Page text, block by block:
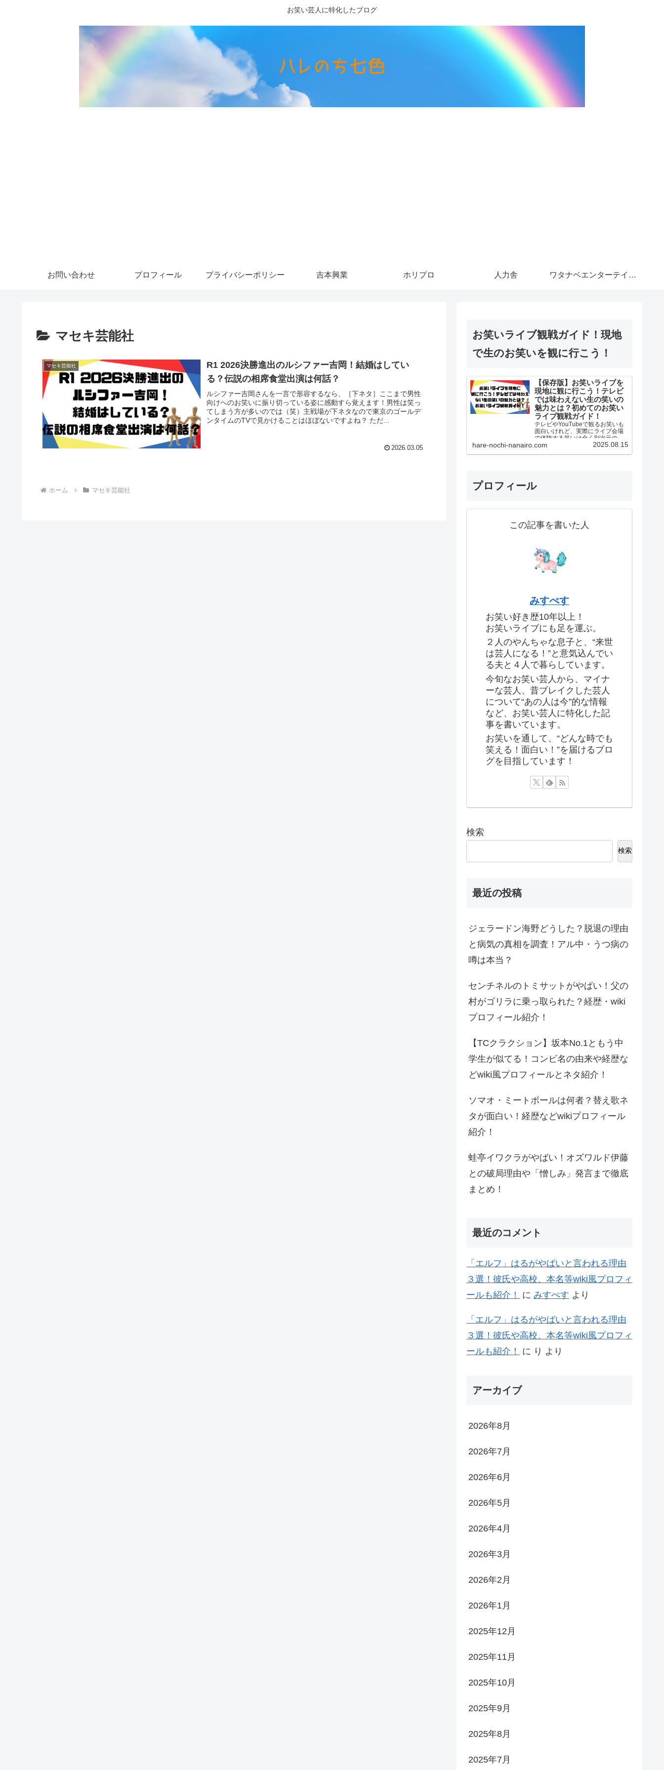
お笑い芸人に特化したブログ
お問い合わせ プロフィール プライバシーポリシー 吉本興業 ホリプロ 人力舎 ワタナベエンターテインメント
マセキ芸能社
マセキ芸能社
R1 2026決勝進出のルシファー吉岡！結婚はしてい
る？伝説の相席食堂出演は何話？
ルシファー吉岡さんを一言で形容するなら、［下ネタ］ここまで男性
向けへのお笑いに振り切っている姿に感動すら覚えます！男性は笑っ
てしまう方が多いのでは（笑）主戦場が下ネタなので東京のゴールデ
ンタイムのTVで見かけることはほぼないですよね？ ただ...
2026.03.05
ホーム マセキ芸能社
お笑いライブ観戦ガイド！現地
で生のお笑いを観に行こう！
【保存版】お笑いライブを
現地に観に行こう！テレビ
では味わえない生の笑いの
魅力とは？初めてのお笑い
ライブ観戦ガイド！
テレビやYouTubeで観るお笑いも
面白いけれど、実際にライブ会場
で体験する笑いは全く別次元の体
験です！あなたも一度現地に足を
hare-nochi-nanairo.com 2025.08.15
プロフィール
この記事を書いた人
みすぺす
お笑い好き歴10年以上！
お笑いライブにも足を運ぶ。
２人のやんちゃな息子と、“来世
は芸人になる！”と意気込んでい
る夫と４人で暮らしています。
今旬なお笑い芸人から、マイナ
ーな芸人、昔ブレイクした芸人
について“あの人は今”的な情報
など、お笑い芸人に特化した記
事を書いています。
お笑いを通して、“どんな時でも
笑える！面白い！”を届けるブロ
グを目指しています！
検索
検索
最近の投稿
ジェラードン海野どうした？脱退の理由
と病気の真相を調査！アル中・うつ病の
噂は本当？
センチネルのトミサットがやばい！父の
村がゴリラに乗っ取られた？経歴・wiki
プロフィール紹介！
【TCクラクション】坂本No.1ともう中
学生が似てる！コンビ名の由来や経歴な
どwiki風プロフィールとネタ紹介！
ソマオ・ミートボールは何者？替え歌ネ
タが面白い！経歴などwikiプロフィール
紹介！
蛙亭イワクラがやばい！オズワルド伊藤
との破局理由や「憎しみ」発言まで徹底
まとめ！
最近のコメント
「エルフ」はるがやばいと言われる理由
３選！彼氏や高校、本名等wiki風プロフィ
ールも紹介！
に みすぺす より
「エルフ」はるがやばいと言われる理由
３選！彼氏や高校、本名等wiki風プロフィ
ールも紹介！
に り より
アーカイブ
2026年8月
2026年7月
2026年6月
2026年5月
2026年4月
2026年3月
2026年2月
2026年1月
2025年12月
2025年11月
2025年10月
2025年9月
2025年8月
2025年7月